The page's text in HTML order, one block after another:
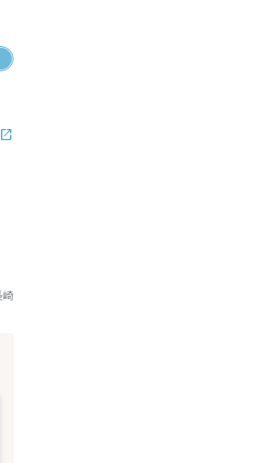
崎